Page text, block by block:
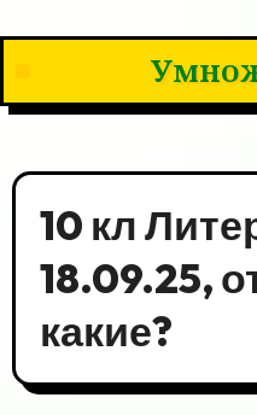
10 кл
18.09.25,
какие?